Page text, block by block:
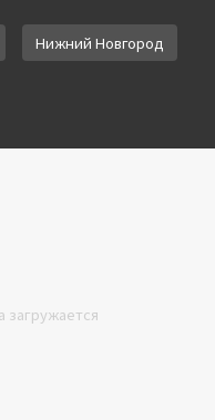
Нижний Новгород
загружается